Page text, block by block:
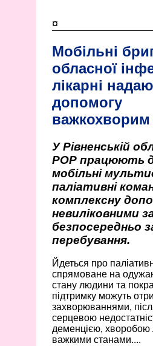
¤
Мобільні
обласної
лікарні
допомогу
У Рівненській
РОР працюють
мобільні
паліативні
комплексну
невиліковними
безпосередньо
перебування.
Йдеться про
спрямоване на
стану людини та
підтримку можуть
захворюваннями,
серцевою
деменцією, хворобою
важкими станами....